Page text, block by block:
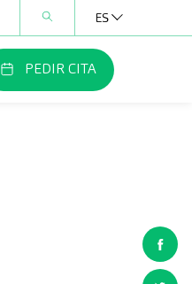
ES
PEDIR CITA